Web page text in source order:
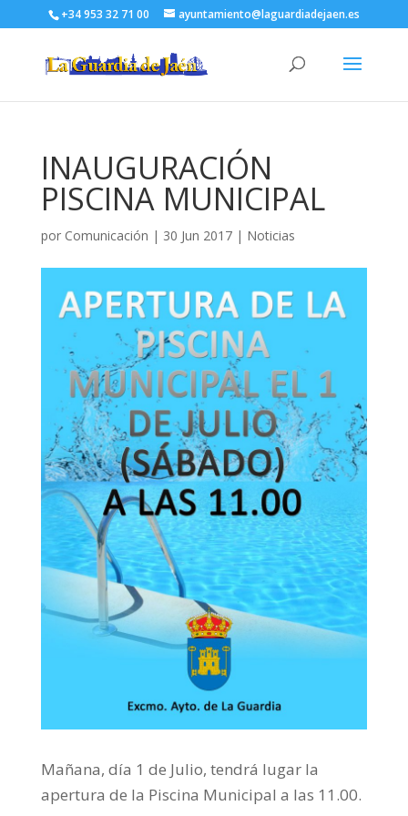
+34 953 32 71 00 ayuntamiento@laguardiadejaen.es
INAUGURACIÓN
PISCINA MUNICIPAL
por Comunicación | 30 Jun 2017| Noticias
Mañana, día 1 de Julio, tendrá lugar la
apertura de la Piscina Municipal a las 11.00.